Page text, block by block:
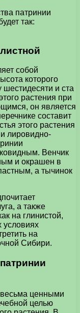
патринии
так:
собой
которого
шестидесяти и ста
растения при
он является
составит
этого растения
лировидно-
Венчик
и окрашен в
а тычинок
а также
на глинистой,
условиях
на
Сибири.
весьма ценными
целью